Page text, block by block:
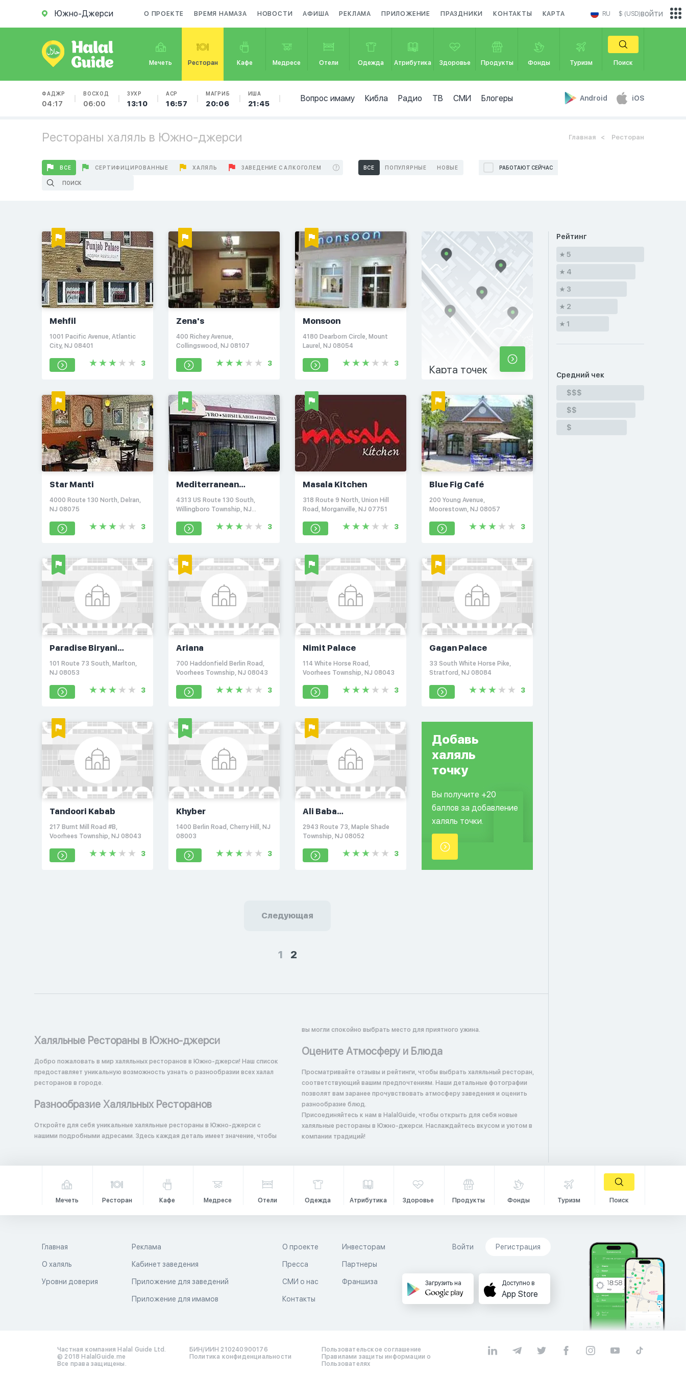
Южно-Джерси О ПРОЕКТЕ ВРЕМЯ НАМАЗА НОВОСТИ АФИША РЕКЛАМА ПРИЛОЖЕНИЕ ПРАЗДНИКИ КОНТАКТЫ КАРТА RU $ (USD)
Мечеть Ресторан Кафе Медресе Отели Одежда Атрибутика Здоровье Продукты Фонды Туризм Поиск
ФАДЖР
04:17
ВОСХОД
06:00
ЗУХР
13:10
АСР
16:57
МАГРИБ
20:06
ИША
21:45
Вопрос имаму Кибла Радио ТВ СМИ Блогеры Android iOS
войти
Рестораны халяль в Южно-джерси Главная Ресторан
ВСЕ СЕРТИФИЦИРОВАННЫЕ ХАЛЯЛЬ ЗАВЕДЕНИЕ С АЛКОГОЛЕМ ВСЕ ПОПУЛЯРНЫЕ НОВЫЕ РАБОТАЮТ СЕЙЧАС
Mehfil
1001 Pacific Avenue, Atlantic
City, NJ 08401
3
Zena's
400 Richey Avenue,
Collingswood, NJ 08107
3
Monsoon
4180 Dearborn Circle, Mount
Laurel, NJ 08054
3
Карта точек
Star Manti
4000 Route 130 North, Delran,
NJ 08075
3
Mediterranean
Restaurant
4313 US Route 130 South,
Willingboro Township, NJ
3
Masala Kitchen
318 Route 9 North, Union Hill
Road, Morganville, NJ 07751
3
Blue Fig Café
200 Young Avenue,
Moorestown, NJ 08057
3
Paradise Biryani
Pointe
101 Route 73 South, Marlton,
NJ 08053
3
Ariana
700 Haddonfield Berlin Road,
Voorhees Township, NJ 08043
3
Nimit Palace
114 White Horse Road,
Voorhees Township, NJ 08043
3
Gagan Palace
33 South White Horse Pike,
Stratford, NJ 08084
3
Tandoori Kabab
217 Burnt Mill Road #B,
Voorhees Township, NJ 08043
3
Khyber
1400 Berlin Road, Cherry Hill, NJ
08003
3
Ali Baba
Mediterranean Cuisine
2943 Route 73, Maple Shade
Township, NJ 08052
3
Добавь
халяль
точку
Вы получите +20
баллов за добавление
халяль точки.
Следующая
1 2
Халяльные Рестораны в Южно-джерси
Добро пожаловать в мир халяльных ресторанов в Южно-джерси! Наш список
предоставляет уникальную возможность узнать о разнообразии всех халал
ресторанов в городе.
Разнообразие Халяльных Ресторанов
Откройте для себя уникальные халяльные рестораны в Южно-джерси с
нашими подробными адресами. Здесь каждая деталь имеет значение, чтобы
вы могли спокойно выбрать место для приятного ужина.
Оцените Атмосферу и Блюда
Просматривайте отзывы и рейтинги, чтобы выбрать халяльный ресторан,
соответствующий вашим предпочтениям. Наши детальные фотографии
позволят вам заранее прочувствовать атмосферу заведения и оценить
разнообразие блюд.
Присоединяйтесь к нам в HalalGuide, чтобы открыть для себя новые
халяльные рестораны в Южно-джерси. Наслаждайтесь вкусом и уютом в
компании традиций!
Рейтинг
5
4
3
2
1
Средний чек
$$$
$$
$
Мечеть Ресторан Кафе Медресе Отели Одежда Атрибутика Здоровье Продукты Фонды Туризм Поиск
Главная
О халяль
Уровни доверия
Реклама
Кабинет заведения
Приложение для заведений
Приложение для имамов
О проекте
Пресса
СМИ о нас
Контакты
Инвесторам
Партнеры
Франшиза
Войти Регистрация
Загрузить на Доступно в
App Store
Частная компания Halal Guide Ltd.
© 2018 HalalGuide.me
Все права защищены.
БИН/ИИН 210240900176
Политика конфиденциальности
Пользовательское соглашение
Правилами защиты информации о
Пользователях